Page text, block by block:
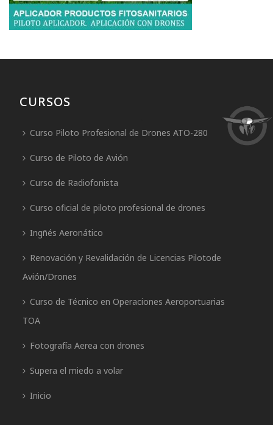
CURSOS
Curso Piloto Profesional de Drones ATO-280
Curso de Piloto de Avión
Curso de Radiofonista
Curso oficial de piloto profesional de drones
Ingñés Aeronático
Renovación y Revalidación de Licencias Pilotode
Avión/Drones
Curso de Técnico en Operaciones Aeroportuarias
TOA
Fotografía Aerea con drones
Supera el miedo a volar
Inicio